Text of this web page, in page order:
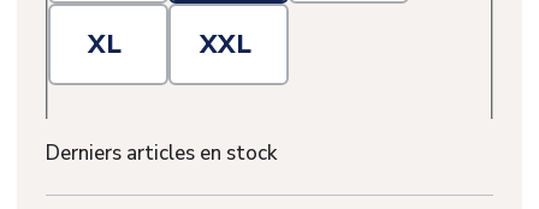
XL XXL
Derniers articles en stock